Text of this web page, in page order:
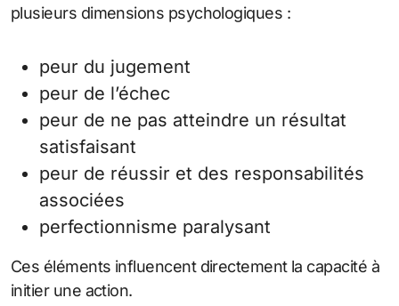
plusieurs dimensions psychologiques :
peur du jugement
peur de l’échec
peur de ne pas atteindre un résultat
satisfaisant
peur de réussir et des responsabilités
associées
perfectionnisme paralysant
Ces éléments influencent directement la capacité à
initier une action.